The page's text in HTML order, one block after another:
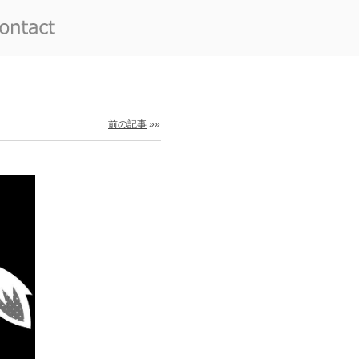
前の記事 »»